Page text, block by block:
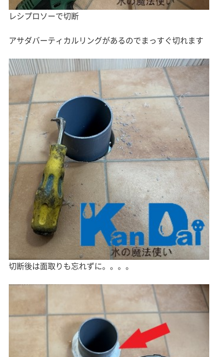
レシプロソーで切断
アサダバーティカルリングがあるのでまっすぐ切れます
切断後は面取りも忘れずに。。。。